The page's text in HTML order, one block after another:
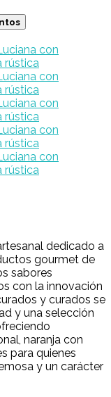
dedicado a
gourmet de
sabores
con la innovación
y curados se
y una selección
naranja con
para quienes
y un carácter